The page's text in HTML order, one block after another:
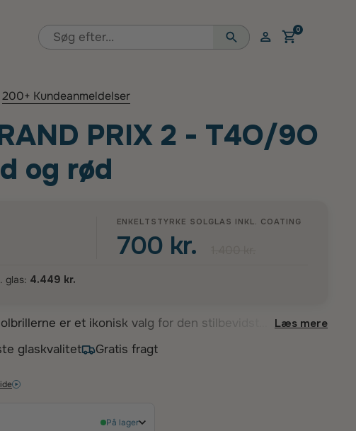
Åben vogn
0
200+ Kundeanmeldelser
PRIX 2 - T4O/9O
og rød
ENKELTSTYRKE SOLGLAS INKL. COATING
700 kr.
glas: 4.449 kr.
er et ikonisk valg for den stilbevidste
der sikrer både holdbarhed og en
udstråler de en dynamisk og selvsikker stil,
Læs mere
glaskvalitet Gratis fragt
På lager